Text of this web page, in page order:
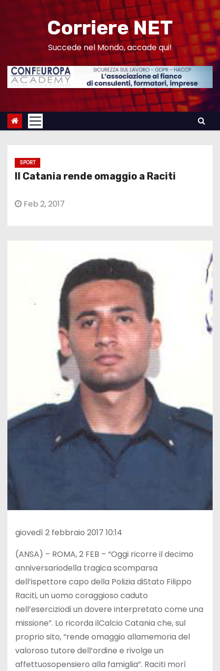
n
Corriere NET
Succede nel Mondo, accade qui!
SPORT
Il Catania rende omaggio a Raciti
Feb 2, 2017
giovedì 2 febbraio 2017 10:14
(ANSA) – ROMA, 2 FEB – “Oggi ricorre il decimo
anniversariodella tragica scomparsa
dell’ispettore capo della Polizia diStato Filippo
Raciti, un uomo coraggioso caduto
nell’eserciziodi un dovere interpretato come una
missione”. Lo ricorda ilCalcio Catania che, sul
proprio sito, “rende omaggio allamemoria del
valoroso tutore dell’ordine e rivolge un
affettuosopensiero alla famiglia”. Raciti morì